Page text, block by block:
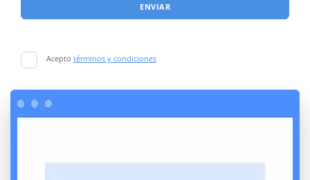
ENVIAR
Acepto términos y condiciones